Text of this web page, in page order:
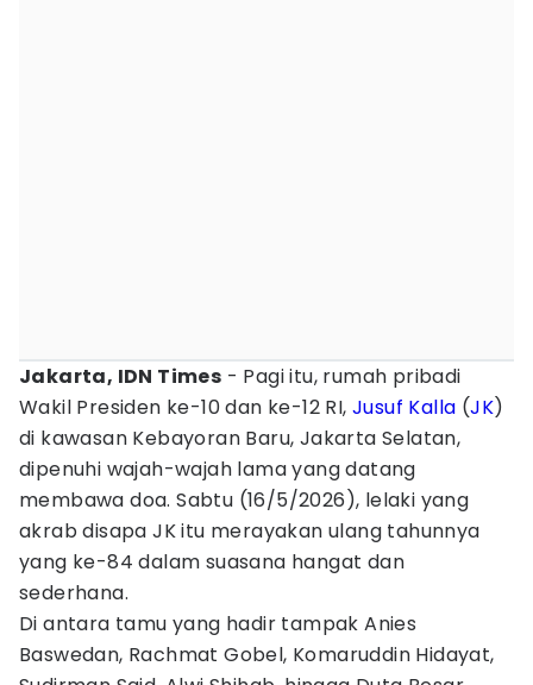
Jakarta, IDN Times - Pagi itu, rumah pribadi
Wakil Presiden ke-10 dan ke-12 RI, Jusuf Kalla (JK)
di kawasan Kebayoran Baru, Jakarta Selatan,
dipenuhi wajah-wajah lama yang datang
membawa doa. Sabtu (16/5/2026), lelaki yang
akrab disapa JK itu merayakan ulang tahunnya
yang ke-84 dalam suasana hangat dan
sederhana.
Di antara tamu yang hadir tampak Anies
Baswedan, Rachmat Gobel, Komaruddin Hidayat,